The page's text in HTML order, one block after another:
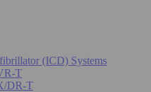
(ICD) Systems
T
DR-T